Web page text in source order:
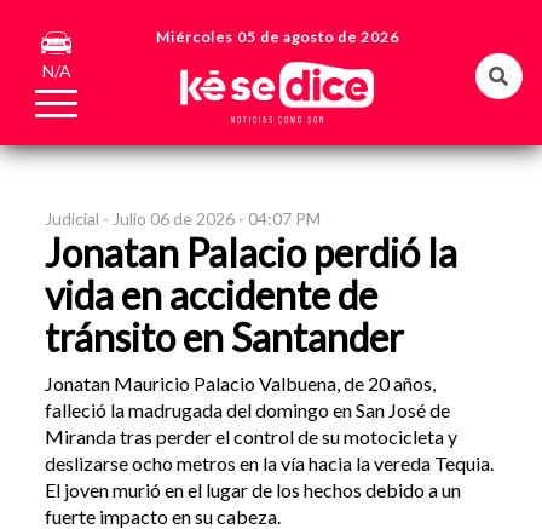
N/A
Miércoles 05 de agosto de 2026
Judicial - Julio 06 de 2026 - 04:07 PM
Jonatan Palacio perdió la
vida en accidente de
tránsito en Santander
Jonatan Mauricio Palacio Valbuena, de 20 años,
falleció la madrugada del domingo en San José de
Miranda tras perder el control de su motocicleta y
deslizarse ocho metros en la vía hacia la vereda Tequia.
El joven murió en el lugar de los hechos debido a un
fuerte impacto en su cabeza.